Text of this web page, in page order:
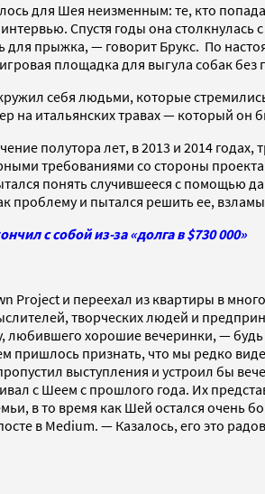
для Шея неизменным: те, кто
Спустя годы она
для прыжка, — говорит Брукс. По
площадка для выгула собак
себя людьми, которые
итальянских травах — который он
полутора лет, в 2013 и 2014
требованиями со стороны
понять случившееся с помощью
проблему и пытался решить ее,
с собой из-за «долга в $730 000»
Project и переехал из квартиры в
творческих людей и
любившего хорошие вечеринки, —
пришлось признать, что мы редко
выступления и устроил бы
с Шеем с прошлого года. Их
в то время как Шей остался очень
в Medium. — Казалось, его это